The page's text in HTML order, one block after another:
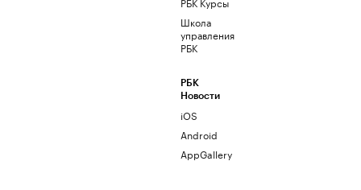
Школа
управления
РБК
РБК
Новости
iOS
Android
AppGallery